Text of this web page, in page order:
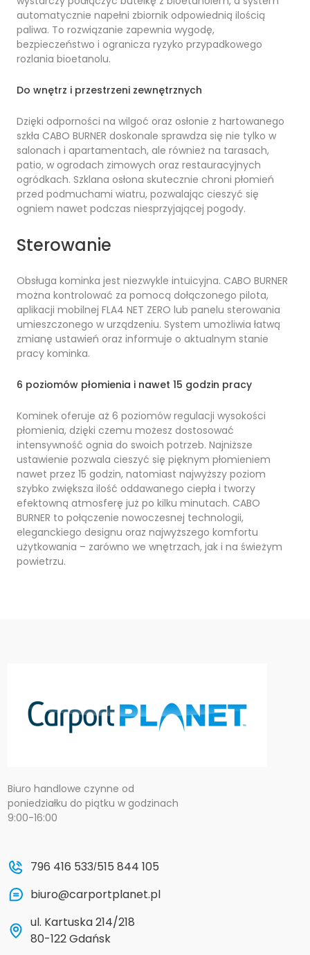
automatycznie napełni zbiornik odpowiednią ilością
paliwa. To rozwiązanie zapewnia wygodę,
bezpieczeństwo i ogranicza ryzyko przypadkowego
rozlania bioetanolu.
Do wnętrz i przestrzeni zewnętrznych
Dzięki odporności na wilgoć oraz osłonie z hartowanego
szkła CABO BURNER doskonale sprawdza się nie tylko w
salonach i apartamentach, ale również na tarasach,
patio, w ogrodach zimowych oraz restauracyjnych
ogródkach. Szklana osłona skutecznie chroni płomień
przed podmuchami wiatru, pozwalając cieszyć się
ogniem nawet podczas niesprzyjającej pogody.
Sterowanie
Obsługa kominka jest niezwykle intuicyjna. CABO BURNER
można kontrolować za pomocą dołączonego pilota,
aplikacji mobilnej FLA4 NET ZERO lub panelu sterowania
umieszczonego w urządzeniu. System umożliwia łatwą
zmianę ustawień oraz informuje o aktualnym stanie
pracy kominka.
6 poziomów płomienia i nawet 15 godzin pracy
Kominek oferuje aż 6 poziomów regulacji wysokości
płomienia, dzięki czemu możesz dostosować
intensywność ognia do swoich potrzeb. Najniższe
ustawienie pozwala cieszyć się pięknym płomieniem
nawet przez 15 godzin, natomiast najwyższy poziom
szybko zwiększa ilość oddawanego ciepła i tworzy
efektowną atmosferę już po kilku minutach. CABO
BURNER to połączenie nowoczesnej technologii,
eleganckiego designu oraz najwyższego komfortu
użytkowania – zarówno we wnętrzach, jak i na świeżym
powietrzu.
Biuro handlowe czynne od
poniedziałku do piątku w godzinach
9:00-16:00
796 416 533/515 844 105
biuro@carportplanet.pl
ul. Kartuska 214/218
80-122 Gdańsk